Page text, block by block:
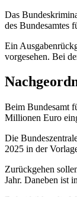
Das
des Bundesamtes
Ein
vorgesehen. Bei
Beim Bundesamt
Millionen Euro
Die
2025 in der
Zurückgehen
Jahr. Daneben ist